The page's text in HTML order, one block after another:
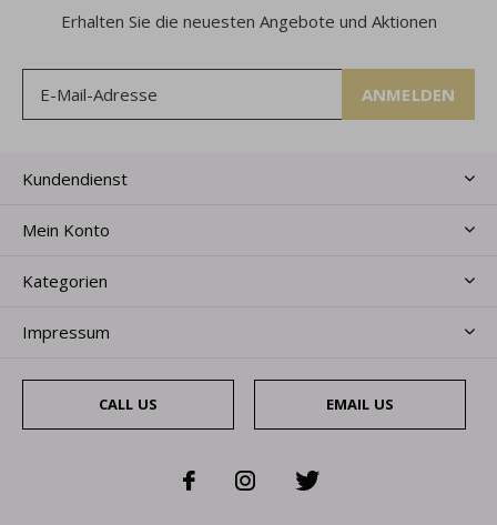
Erhalten Sie die neuesten Angebote und Aktionen
ANMELDEN
Kundendienst
Mein Konto
Kategorien
Impressum
CALL US EMAIL US